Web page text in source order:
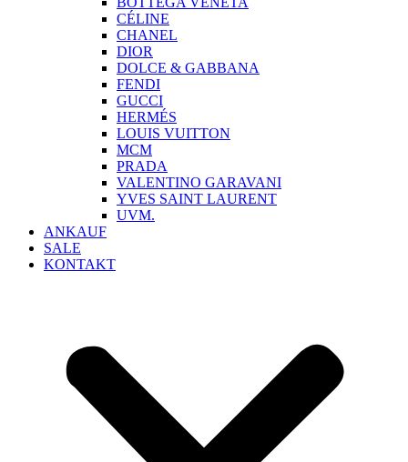
CÉLINE
CHANEL
DIOR
DOLCE & GABBANA
FENDI
GUCCI
HERMÉS
LOUIS VUITTON
MCM
PRADA
VALENTINO GARAVANI
YVES SAINT LAURENT
UVM.
ANKAUF
SALE
KONTAKT